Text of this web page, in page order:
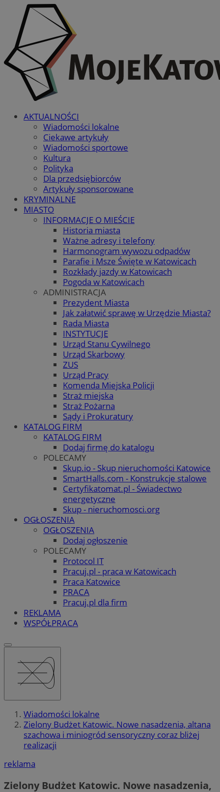
AKTUALNOŚCI
Wiadomości lokalne
Ciekawe artykuły
Wiadomości sportowe
Kultura
Polityka
Dla przedsiębiorców
Artykuły sponsorowane
KRYMINALNE
MIASTO
INFORMACJE O MIEŚCIE
Historia miasta
Ważne adresy i telefony
Harmonogram wywozu odpadów
Parafie i Msze Święte w Katowicach
Rozkłady jazdy w Katowicach
Pogoda w Katowicach
ADMINISTRACJA
Prezydent Miasta
Jak załatwić sprawę w Urzędzie Miasta?
Rada Miasta
INSTYTUCJE
Urząd Stanu Cywilnego
Urząd Skarbowy
ZUS
Urząd Pracy
Komenda Miejska Policji
Straż miejska
Straż Pożarna
Sądy i Prokuratury
KATALOG FIRM
KATALOG FIRM
Dodaj firmę do katalogu
POLECAMY
Skup.io - Skup nieruchomości Katowice
SmartHalls.com - Konstrukcje stalowe
Certyfikatomat.pl - Świadectwo
energetyczne
Skup - nieruchomosci.org
OGŁOSZENIA
OGŁOSZENIA
Dodaj ogłoszenie
POLECAMY
Protocol IT
Pracuj.pl - praca w Katowicach
Praca Katowice
PRACA
Pracuj.pl dla firm
REKLAMA
WSPÓŁPRACA
Wiadomości lokalne
Zielony Budżet Katowic. Nowe nasadzenia, altana
szachowa i miniogród sensoryczny coraz bliżej
realizacji
reklama
Zielony Budżet Katowic. Nowe nasadzenia,